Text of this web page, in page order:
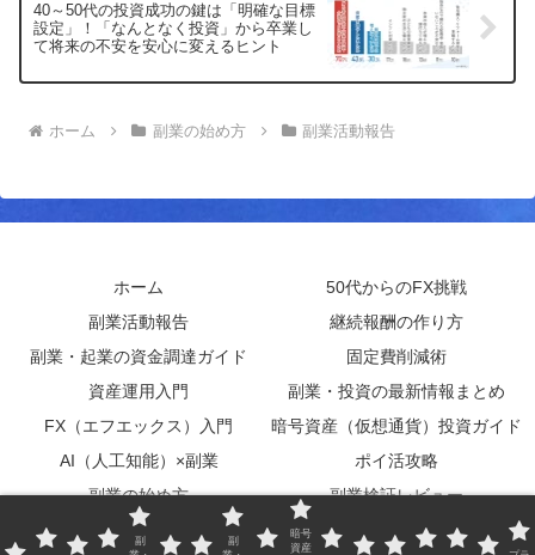
40～50代の投資成功の鍵は「明確な目標
設定」！「なんとなく投資」から卒業し
て将来の不安を安心に変えるヒント
ホーム 副業の始め方 副業活動報告
ホーム
50代からのFX挑戦
副業活動報告
継続報酬の作り方
副業・起業の資金調達ガイド
固定費削減術
資産運用入門
副業・投資の最新情報まとめ
FX（エフエックス）入門
暗号資産（仮想通貨）投資ガイド
AI（人工知能）×副業
ポイ活攻略
副業の始め方
副業検証レビュー
実用書レビュー
サイトマップ
副
副
暗号
資産